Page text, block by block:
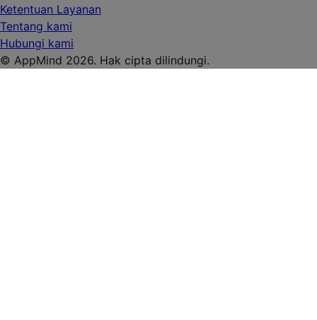
Ketentuan Layanan
Tentang kami
Hubungi kami
© AppMind 2026. Hak cipta dilindungi.